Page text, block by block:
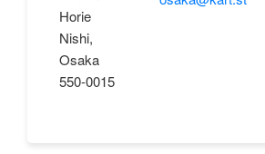
Horie
Nishi,
Osaka
550-0015